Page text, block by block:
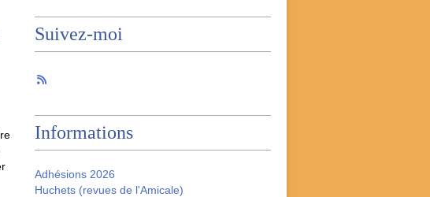
Suivez-moi
Informations
Adhésions 2026
Huchets (revues de l'Amicale)